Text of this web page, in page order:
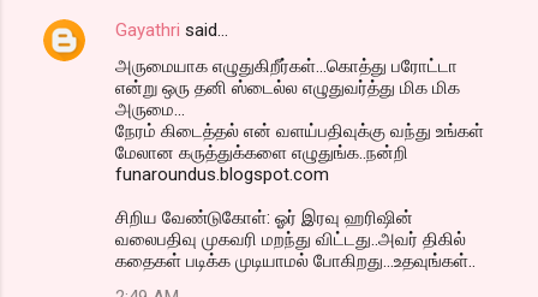
Gayathri said…
அருமையாக எழுதுகிறீர்கள்...கொத்து பரோட்டா
என்று ஒரு தனி ஸ்டைல்ல எழுதுவர்த்து மிக மிக
அருமை...
நேரம் கிடைத்தல் என் வளய்பதிவுக்கு வந்து உங்கள்
மேலான கருத்துக்களை எழுதுங்க..நன்றி
funaroundus.blogspot.com
சிறிய வேண்டுகோள்: ஓர் இரவு ஹரிஷின்
வலைபதிவு முகவரி மறந்து விட்டது..அவர் திகில்
கதைகள் படிக்க முடியாமல் போகிறது...உதவுங்கள்..